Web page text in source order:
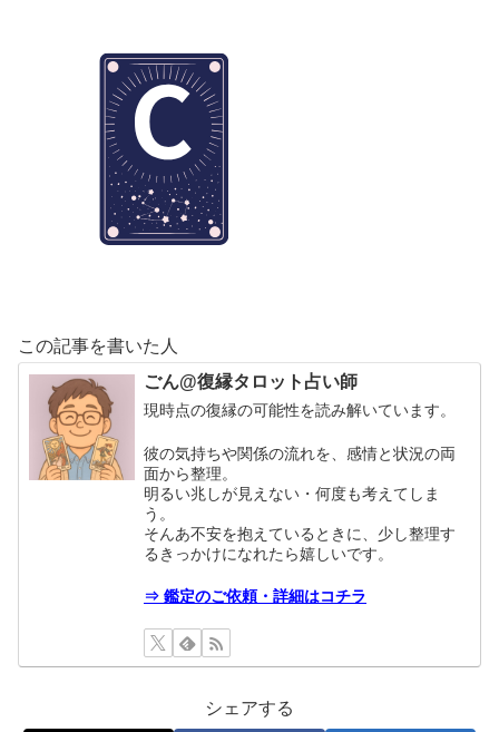
この記事を書いた人
ごん@復縁タロット占い師
現時点の復縁の可能性を読み解いています。
彼の気持ちや関係の流れを、感情と状況の両
面から整理。
明るい兆しが見えない・何度も考えてしま
う。
そんあ不安を抱えているときに、少し整理す
るきっかけになれたら嬉しいです。
⇒ 鑑定のご依頼・詳細はコチラ
シェアする